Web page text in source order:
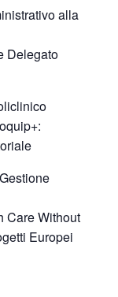
alla
Delegato
Care Without
Europei